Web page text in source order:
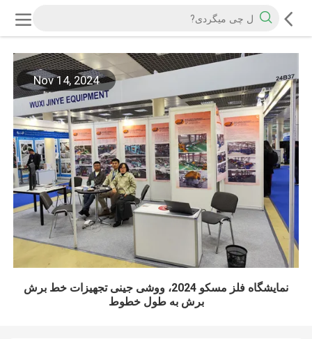
Nov 14, 2024
نمایشگاه فلز مسکو 2024، ووشی جینی تجهیزات خط برش
برش به طول خطوط